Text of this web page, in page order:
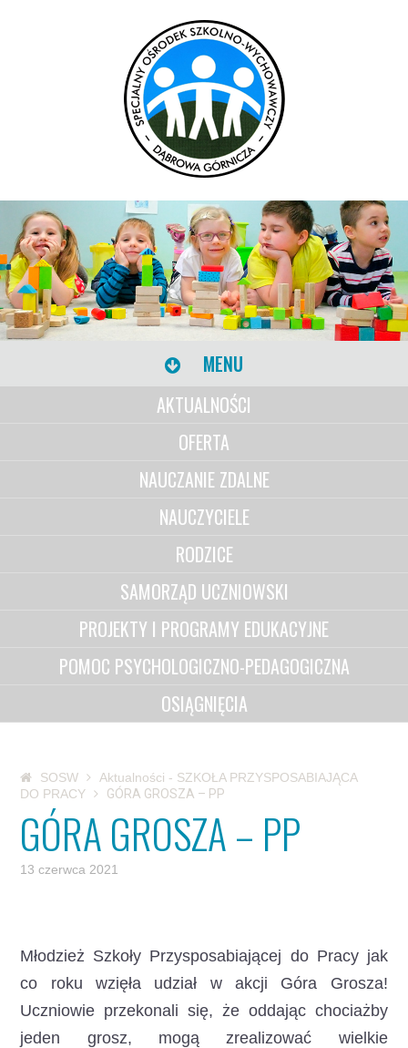
MENU
AKTUALNOŚCI
OFERTA
NAUCZANIE ZDALNE
NAUCZYCIELE
RODZICE
SAMORZĄD UCZNIOWSKI
PROJEKTY I PROGRAMY EDUKACYJNE
POMOC PSYCHOLOGICZNO-PEDAGOGICZNA
OSIĄGNIĘCIA
SOSW
Aktualności - SZKOŁA PRZYSPOSABIAJĄCA
DO PRACY
GÓRA GROSZA – PP
GÓRA GROSZA – PP
13 czerwca 2021
Młodzież Szkoły Przysposabiającej do Pracy jak
co roku wzięła udział w akcji Góra Grosza!
Uczniowie przekonali się, że oddając chociażby
jeden grosz, mogą zrealizować wielkie